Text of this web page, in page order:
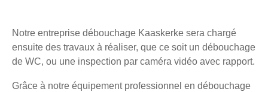
Notre entreprise débouchage Kaaskerke sera chargé
ensuite des travaux à réaliser, que ce soit un débouchage
de WC, ou une inspection par caméra vidéo avec rapport.
Grâce à notre équipement professionnel en débouchage